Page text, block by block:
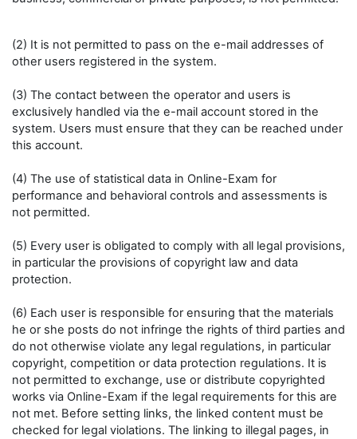
(2) It is not permitted to pass on the e-mail addresses of
other users registered in the system.
(3) The contact between the operator and users is
exclusively handled via the e-mail account stored in the
system. Users must ensure that they can be reached under
this account.
(4) The use of statistical data in Online-Exam for
performance and behavioral controls and assessments is
not permitted.
(5) Every user is obligated to comply with all legal provisions,
in particular the provisions of copyright law and data
protection.
(6) Each user is responsible for ensuring that the materials
he or she posts do not infringe the rights of third parties and
do not otherwise violate any legal regulations, in particular
copyright, competition or data protection regulations. It is
not permitted to exchange, use or distribute copyrighted
works via Online-Exam if the legal requirements for this are
not met. Before setting links, the linked content must be
checked for legal violations. The linking to illegal pages, in